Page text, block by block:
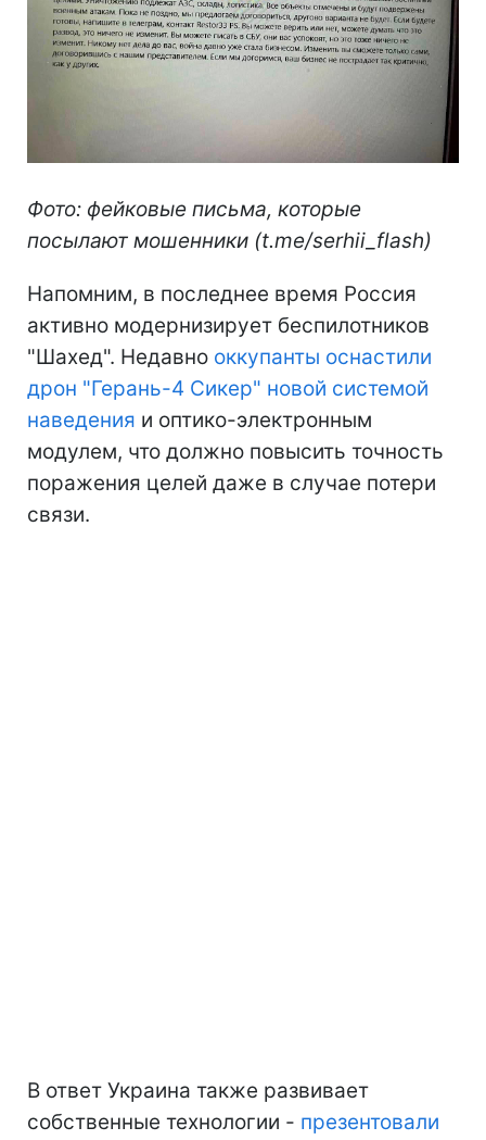
Фото: фейковые письма, которые
посылают мошенники (t.me/serhii_flash)
Напомним, в последнее время Россия
активно модернизирует беспилотников
"Шахед". Недавно оккупанты оснастили
дрон "Герань-4 Сикер" новой системой
наведения и оптико-электронным
модулем, что должно повысить точность
поражения целей даже в случае потери
связи.
В ответ Украина также развивает
собственные технологии - презентовали